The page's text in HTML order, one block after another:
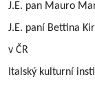
J.E. pan Mauro
J.E. paní Bettina
v ČR
Italský kulturní